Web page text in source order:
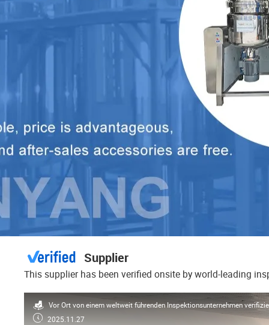
Supplier
This supplier has been verified onsite by world-leading
Vor Ort von einem weltweit führenden Inspektionsunternehmen
2025.11.27